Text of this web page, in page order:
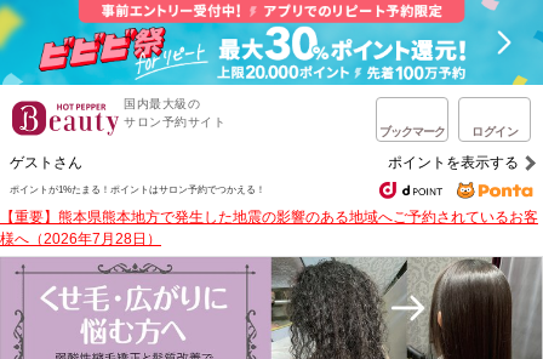
国内最大級の
サロン予約サイト
ブックマーク ログイン
ゲストさん ポイントを表示する
ポイントが1%たまる！ ポイントはサロン予約でつかえる！
【重要】熊本県熊本地方で発生した地震の影響のある地域へご予約されているお客
様へ（2026年7月28日）